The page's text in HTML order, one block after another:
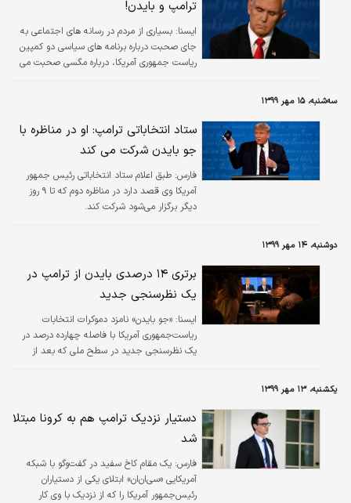
ترامپ و بایدن!
ايسنا: بسیاری از مردم در رسانه های اجتماعی به
جای صحبت درباره برنامه های سیاسی دو کمپین
ریاست جمهوری آمریکا، درباره مگسی صحبت می
سه‌شنبه، ۱۵ مهر ۱۳۹۹
ستاد انتخاباتی ترامپ: او در مناظره با
جو بایدن شرکت می کند
فارس: طبق اعلام ستاد انتخاباتی رئیس جمهور
آمریکا وی قصد دارد در مناظره دوم که تا ۹ روز
دیگر برگزار می‌شود شرکت کند.
دوشنبه، ۱۴ مهر ۱۳۹۹
برتری ۱۴ درصدی بایدن از ترامپ در
یک نظرسنجی جدید
ايسنا: «جو بایدن» نامزد دموکرات انتخابات
ریاست‌جمهوری آمریکا با فاصله چهارده درصد در
یک نظرسنجی جدید در سطح ملی که بعد از
یکشنبه، ۱۳ مهر ۱۳۹۹
دستیار نزدیک ترامپ هم به کرونا مبتلا
شد
فارس: یک مقام کاخ سفید در گفت‌وگو با شبکه
آمریکایی «سی‌ان‌ان» ابتلای یکی از دستیاران
رئیس‌جمهور آمریکا را که از نزدیک با وی کار